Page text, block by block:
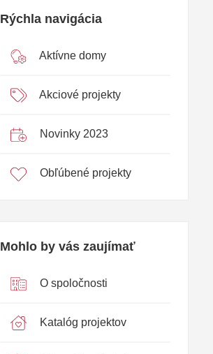
Rýchla navigácia
Aktívne domy
Akciové projekty
Novinky 2023
Obľúbené projekty
Mohlo by vás zaujímať
O spoločnosti
Katalóg projektov